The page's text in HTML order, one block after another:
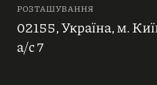
РОЗТАШУВАННЯ
02155, Україна, м.
а/с 7